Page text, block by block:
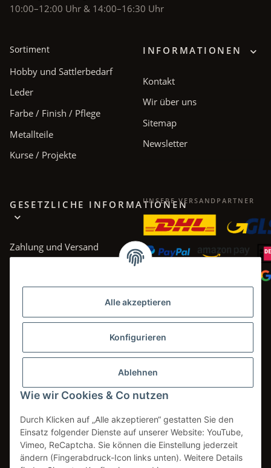
Alle akzeptieren
Konfigurieren
Ablehnen
Wie wir Cookies & Co nutzen
Durch Klicken auf „Alle akzeptieren“ gestatten Sie den
Einsatz folgender Dienste auf unserer Website: YouTube,
Vimeo, ReCaptcha. Sie können die Einstellung jederzeit
ändern (Fingerabdruck-Icon links unten). Weitere Details
10:00–12:00 Uhr & 14:00–16:30 Uhr
Sortiment
Hobby und Sattlerbedarf
Leder
Farbe / Finish / Pflege
Metallteile
Kurse / Projekte
INFORMATIONEN
Kontakt
Wir über uns
Sitemap
Newsletter
GESETZLICHE INFORMATIONEN
Zahlung und Versand
Datenschutz
UNSERE VERSANDPARTNER
Vertrag widerrufen
* Alle Preise inkl. gesetzlicher USt., zzgl.
Versand
** gilt für Lieferungen innerhalb Deutschlands. Lieferzeiten für andere